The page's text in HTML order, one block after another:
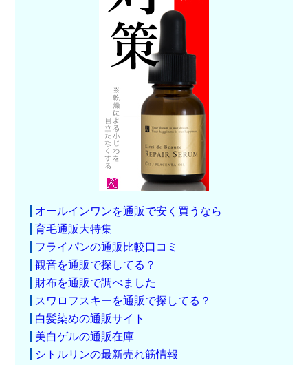
オールインワンを通販で安く買うなら
育毛通販大特集
フライパンの通販比較口コミ
観音を通販で探してる？
財布を通販で調べました
スワロフスキーを通販で探してる？
白髪染めの通販サイト
美白ゲルの通販在庫
シトルリンの最新売れ筋情報